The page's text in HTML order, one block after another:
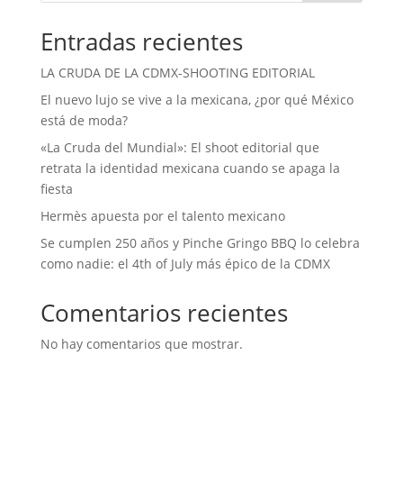
Entradas recientes
LA CRUDA DE LA CDMX-SHOOTING EDITORIAL
El nuevo lujo se vive a la mexicana, ¿por qué México
está de moda?
«La Cruda del Mundial»: El shoot editorial que
retrata la identidad mexicana cuando se apaga la
fiesta
Hermès apuesta por el talento mexicano
Se cumplen 250 años y Pinche Gringo BBQ lo celebra
como nadie: el 4th of July más épico de la CDMX
Comentarios recientes
No hay comentarios que mostrar.